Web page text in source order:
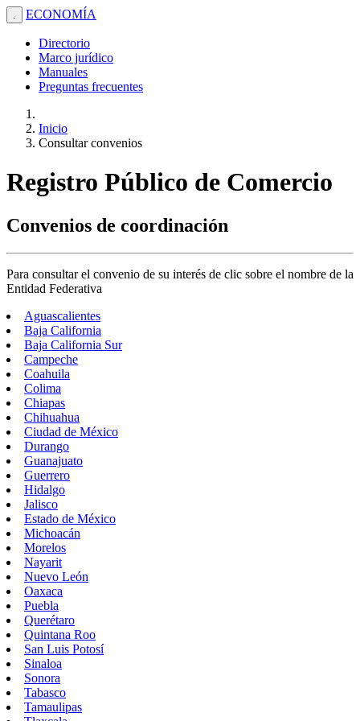
. ECONOMÍA
Directorio
Marco jurídico
Manuales
Preguntas frecuentes
Inicio
Consultar convenios
Registro Público de Comercio
Convenios de coordinación
Para consultar el convenio de su interés de clic sobre el nombre de la
Entidad Federativa
Aguascalientes
Baja California
Baja California Sur
Campeche
Coahuila
Colima
Chiapas
Chihuahua
Ciudad de México
Durango
Guanajuato
Guerrero
Hidalgo
Jalisco
Estado de México
Michoacán
Morelos
Nayarit
Nuevo León
Oaxaca
Puebla
Querétaro
Quintana Roo
San Luis Potosí
Sinaloa
Sonora
Tabasco
Tamaulipas